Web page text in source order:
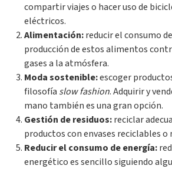
compartir viajes o hacer uso de
eléctricos.
Alimentación:reducir el consumo
producción de estos alimentos
gases a la atmósfera.
Moda sostenible:escoger
filosofía slow fashion. Adquirir y
mano también es una gran opción.
Gestión de residuos:reciclar
productos con envases reciclables
Reducir el consumo de energía:
energético es sencillo siguiendo